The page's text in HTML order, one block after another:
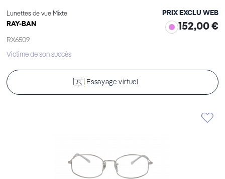
Lunettes de vue Mixte
RAY-BAN
RX6509
PRIX EXCLU WEB
152,00 €
Victime de son succès
Essayage virtuel